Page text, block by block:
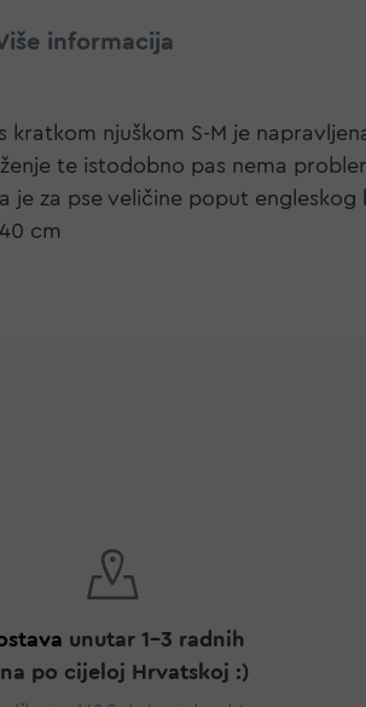
kratkom njuškom S-M je
te istodobno pas nema
je za pse veličine poput engleskog
cm
informacija
unutar 1-3 radnih
po cijeloj Hrvatskoj :)